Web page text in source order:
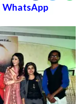
WhatsApp